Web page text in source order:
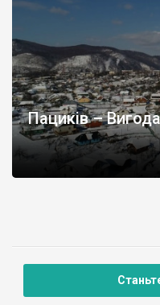
Пациків – Вигода